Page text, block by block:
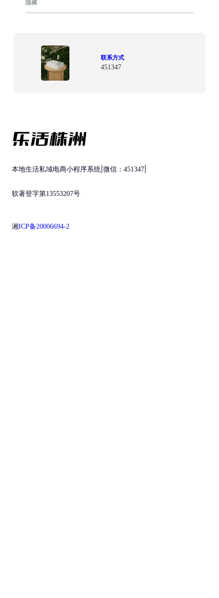
隐藏
联系方式
451347
本地生活私域电商小程序系统 微信：451347
软著登字第13553207号
湘ICP备20006694-2